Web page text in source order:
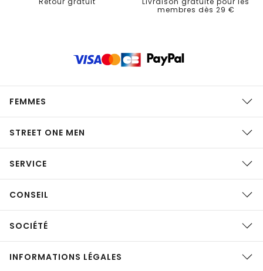
membres dès 29 €
FEMMES
STREET ONE MEN
SERVICE
CONSEIL
SOCIÉTÉ
INFORMATIONS LÉGALES